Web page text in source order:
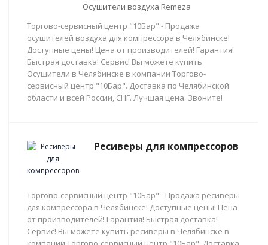
Осушители воздуха Remeza
Торгово-сервисный центр "10Бар" - Продажа
осушителей воздуха для компрессора в Челябинске!
Доступные цены! Цена от производителей! Гарантия!
Быстрая доставка! Сервис! Вы можете купить
Осушители в Челябинске в компании Торгово-
сервисный центр "10Бар". Доставка по Челябинской
области и всей России, СНГ. Лучшая цена. Звоните!
Ресиверы для компрессоров
Торгово-сервисный центр "10Бар" - Продажа ресиверы
для компрессора в Челябинске! Доступные цены! Цена
от производителей! Гарантия! Быстрая доставка!
Сервис! Вы можете купить ресиверы в Челябинске в